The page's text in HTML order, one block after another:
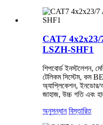
CAT7 4x2x23/7
LSZH-SHF1
শিপবোর্ড ইনস্টলেশন,
টেলিকম সিস্টেম, কম
অ্যাপ্লিকেশন, ইনডোর/
জাহাজ, উচ্চ গতি এবং
অনুসন্ধান বিস্তারিত